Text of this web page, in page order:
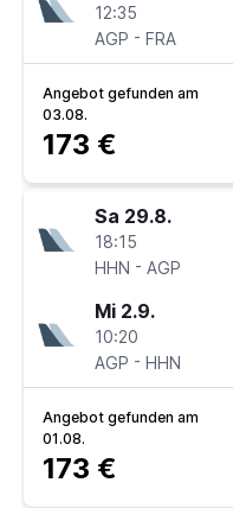
12:35
AGP - FRA
Angebot gefunden am
03.08.
173 €
Sa 29.8.
18:15
HHN - AGP
Mi 2.9.
10:20
AGP - HHN
Angebot gefunden am
01.08.
173 €